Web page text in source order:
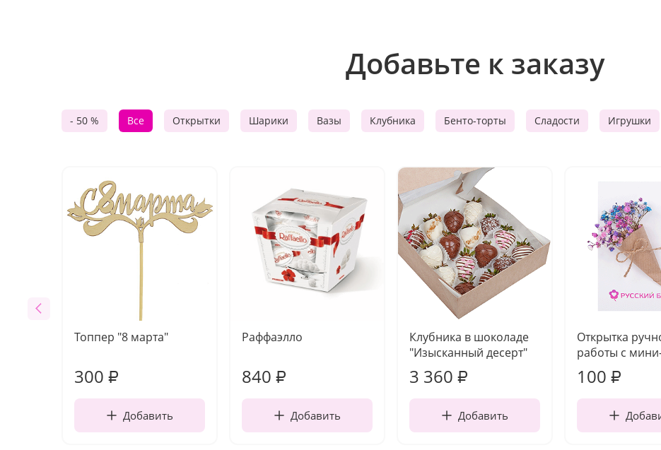
Добавьте к заказу
- 50 % Все Открытки Шарики Вазы Клубника Бенто-торты Сладости Игрушки
Топпер "8 марта"
300 ₽
Добавить
Раффаэлло
840 ₽
Добавить
Клубника в шоколаде
"Изысканный десерт"
3 360 ₽
Добавить
Открытка
работы с
100 ₽